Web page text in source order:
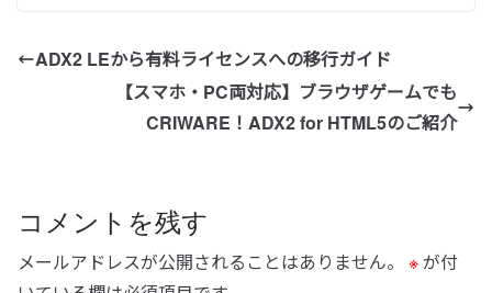
ADX2 LEから有料ライセンスへの移行ガイド
【スマホ・PC両対応】ブラウザゲームでも
CRIWARE！ADX2 for HTML5のご紹介
コメントを残す
メールアドレスが公開されることはありません。 ※が付